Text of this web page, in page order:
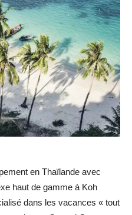
en Thaïlande avec
haut de gamme à Koh
dans les vacances « tout